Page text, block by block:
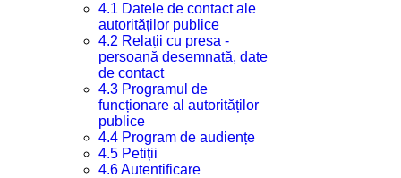
4.1 Datele de contact ale
autorităților publice
4.2 Relații cu presa -
persoană desemnată, date
de contact
4.3 Programul de
funcționare al autorităților
publice
4.4 Program de audiențe
4.5 Petiții
4.6 Autentificare